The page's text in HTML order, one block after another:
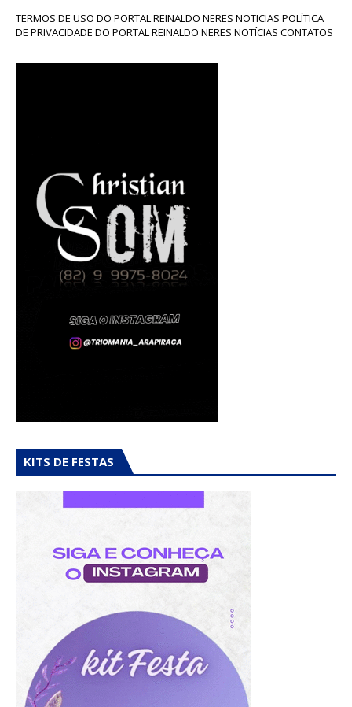
TERMOS DE USO DO PORTAL REINALDO NERES NOTICIAS POLÍTICA
DE PRIVACIDADE DO PORTAL REINALDO NERES NOTÍCIAS CONTATOS
KITS DE FESTAS